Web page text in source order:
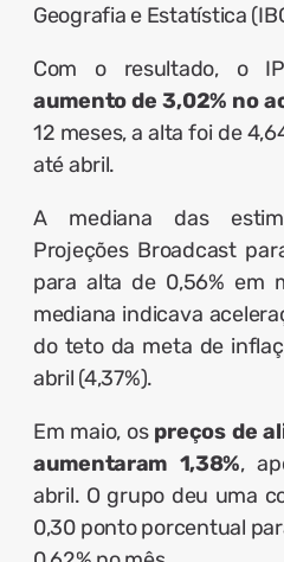
Geografia e Estatística
Com o resultado, o
aumento de 3,02% no
12 meses, a alta foi de
até abril.
A mediana das
Projeções Broadcast
para alta de 0,56% em
mediana indicava
do teto da meta de
abril (4,37%).
Em maio, os preços de
aumentaram 1,38%,
abril. O grupo deu uma
0,30 ponto porcentual